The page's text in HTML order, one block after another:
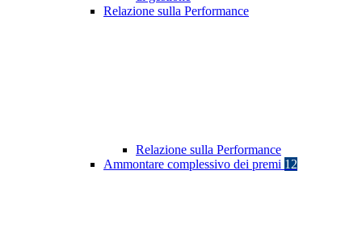
Relazione sulla Performance
Relazione sulla Performance
Ammontare complessivo dei premi 12